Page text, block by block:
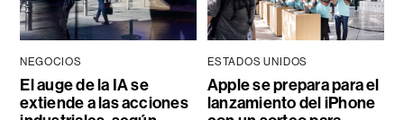
NEGOCIOS
El auge de la IA se
extiende a las acciones
ESTADOS UNIDOS
Apple se prepara para el
lanzamiento del iPhone